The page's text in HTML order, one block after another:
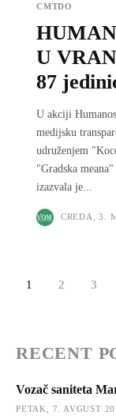
CMTDO
U
87
U akciji
medijsku
udruženjem
"Gradska
izazvala je...
CREDA, 3.
1 2 3
RECENT
Vozač saniteta
PETAK, 7. AVGUST